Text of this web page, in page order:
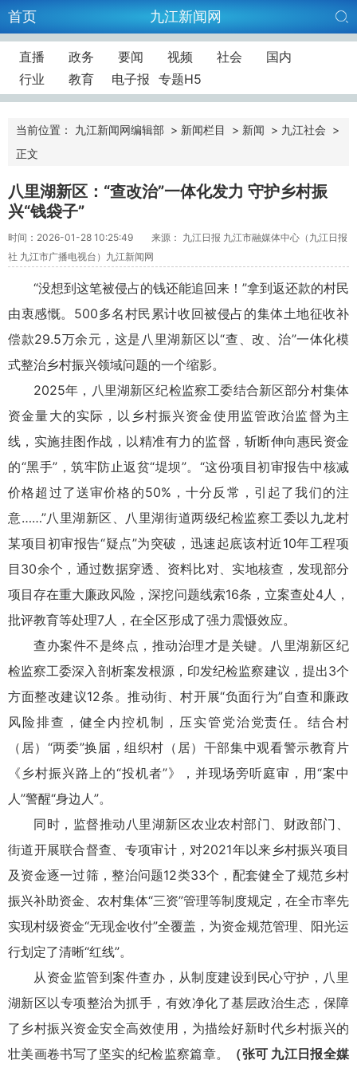
首页 九江新闻网
直播 政务 要闻 视频 社会
国内
行业
教育 电子报 专题H5
当前位置： 九江新闻网编辑部 > 新闻栏目 > 新闻 > 九江社会 >
正文
八里湖新区：“查改治”一体化发力 守护乡村振
兴“钱袋子”
时间：2026-01-28 10:25:49
来源： 九江日报 九江市融媒体中心（九江日报
社 九江市广播电视台）九江新闻网
“没想到这笔被侵占的钱还能追回来！”拿到返还款的村民
由衷感慨。500多名村民累计收回被侵占的集体土地征收补
偿款29.5万余元，这是八里湖新区以“查、改、治”一体化模
式整治乡村振兴领域问题的一个缩影。
2025年，八里湖新区纪检监察工委结合新区部分村集体
资金量大的实际，以乡村振兴资金使用监管政治监督为主
线，实施挂图作战，以精准有力的监督，斩断伸向惠民资金
的“黑手”，筑牢防止返贫“堤坝”。“这份项目初审报告中核减
价格超过了送审价格的50%，十分反常，引起了我们的注
意……”八里湖新区、八里湖街道两级纪检监察工委以九龙村
某项目初审报告“疑点”为突破，迅速起底该村近10年工程项
目30余个，通过数据穿透、资料比对、实地核查，发现部分
项目存在重大廉政风险，深挖问题线索16条，立案查处4人，
批评教育等处理7人，在全区形成了强力震慑效应。
查办案件不是终点，推动治理才是关键。八里湖新区纪
检监察工委深入剖析案发根源，印发纪检监察建议，提出3个
方面整改建议12条。推动街、村开展“负面行为”自查和廉政
风险排查，健全内控机制，压实管党治党责任。结合村
（居）“两委”换届，组织村（居）干部集中观看警示教育片
《乡村振兴路上的“投机者”》，并现场旁听庭审，用“案中
人”警醒“身边人”。
同时，监督推动八里湖新区农业农村部门、财政部门、
街道开展联合督查、专项审计，对2021年以来乡村振兴项目
及资金逐一过筛，整治问题12类33个，配套健全了规范乡村
振兴补助资金、农村集体“三资”管理等制度规定，在全市率先
实现村级资金“无现金收付”全覆盖，为资金规范管理、阳光运
行划定了清晰“红线”。
从资金监管到案件查办，从制度建设到民心守护，八里
湖新区以专项整治为抓手，有效净化了基层政治生态，保障
了乡村振兴资金安全高效使用，为描绘好新时代乡村振兴的
壮美画卷书写了坚实的纪检监察篇章。
（张可 九江日报全媒